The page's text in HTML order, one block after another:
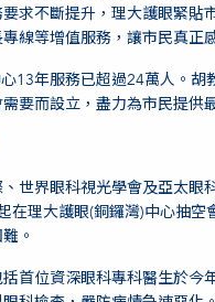
求不斷提升，理大護眼緊貼
線等增值服務，讓市民真正
13年服務已超過24萬人。
要而設立，盡力為市民提供
世界眼科視光學會及亞太眼
在理大護眼(銅鑼灣)中心抽
。
首位資深眼科專科醫生於今